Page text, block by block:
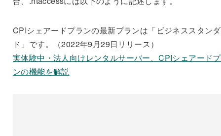
CPIシェアードプランの最新プランは「ビジネススタン
ド」です。（2022年9月29日リリース）
実体験中・法人向けレンタルサーバー、CPIシェアード
ンの機能を解説